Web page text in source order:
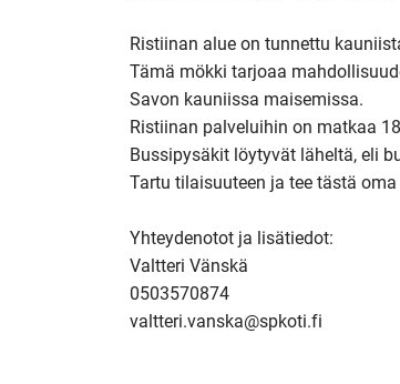
Ristiinan alue on tunnettu
Tämä mökki tarjoaa
Savon kauniissa maisemissa.
Ristiinan palveluihin on matkaa
Bussipysäkit löytyvät läheltä, eli
Tartu tilaisuuteen ja tee tästä
Yhteydenotot ja lisätiedot:
Valtteri Vänskä
0503570874